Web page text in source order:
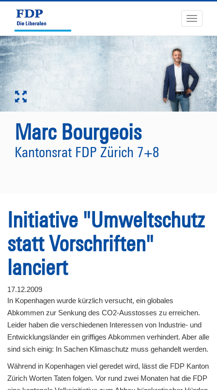
Toggle
Marc Bourgeois
Kantonsrat FDP Zürich 7+8
Initiative "Umweltschutz
statt Vorschriften"
lanciert
17.12.2009
In Kopenhagen wurde kürzlich versucht, ein globales
Abkommen zur Senkung des CO2-Ausstosses zu erreichen.
Leider haben die verschiedenen Interessen von Industrie- und
Entwicklungsländer ein griffiges Abkommen verhindert. Aber alle
sind sich einig: In Sachen Klimaschutz muss gehandelt werden.
Während in Kopenhagen viel geredet wird, lässt die FDP Kanton
Zürich Worten Taten folgen. Vor rund zwei Monaten hat die FDP